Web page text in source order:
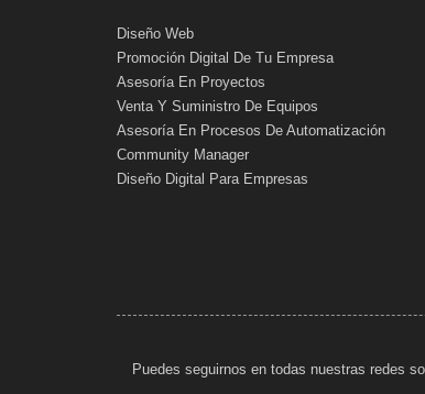
Diseño Web
Promoción Digital De Tu Empresa
Asesoría En Proyectos
Venta Y Suministro De Equipos
Asesoría En Procesos De Automatización
Community Manager
Diseño Digital Para Empresas
Puedes seguirnos en todas nuestras redes